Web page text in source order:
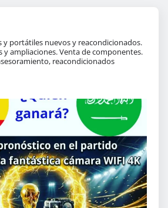
y portátiles nuevos y reacondicionados.
y ampliaciones. Venta de componentes.
reacondicionados